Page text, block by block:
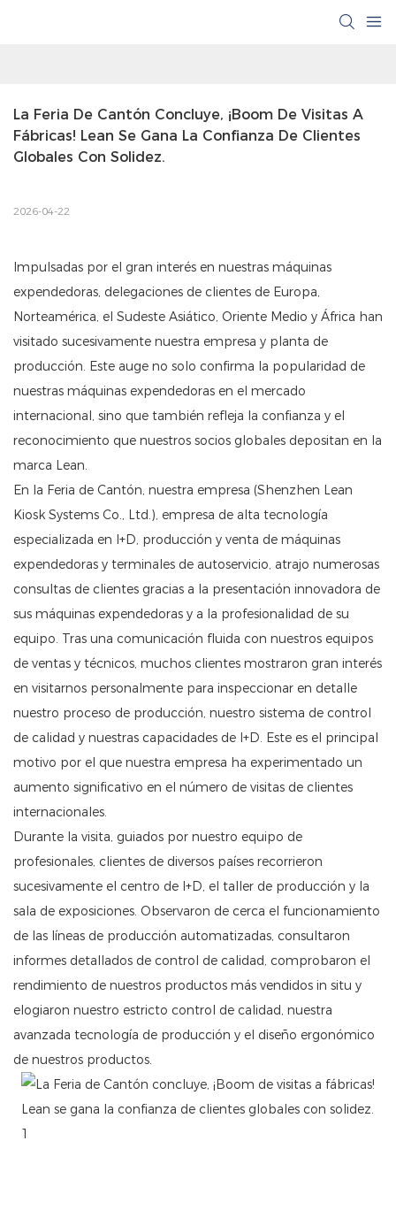
La Feria De Cantón Concluye, ¡Boom De Visitas A
Fábricas! Lean Se Gana La Confianza De Clientes
Globales Con Solidez.
2026-04-22
Impulsadas por el gran interés en nuestras máquinas
expendedoras, delegaciones de clientes de Europa,
Norteamérica, el Sudeste Asiático, Oriente Medio y África han
visitado sucesivamente nuestra empresa y planta de
producción. Este auge no solo confirma la popularidad de
nuestras máquinas expendedoras en el mercado
internacional, sino que también refleja la confianza y el
reconocimiento que nuestros socios globales depositan en la
marca Lean.
En la Feria de Cantón, nuestra empresa (Shenzhen Lean
Kiosk Systems Co., Ltd.), empresa de alta tecnología
especializada en I+D, producción y venta de máquinas
expendedoras y terminales de autoservicio, atrajo numerosas
consultas de clientes gracias a la presentación innovadora de
sus máquinas expendedoras y a la profesionalidad de su
equipo. Tras una comunicación fluida con nuestros equipos
de ventas y técnicos, muchos clientes mostraron gran interés
en visitarnos personalmente para inspeccionar en detalle
nuestro proceso de producción, nuestro sistema de control
de calidad y nuestras capacidades de I+D. Este es el principal
motivo por el que nuestra empresa ha experimentado un
aumento significativo en el número de visitas de clientes
internacionales.
Durante la visita, guiados por nuestro equipo de
profesionales, clientes de diversos países recorrieron
sucesivamente el centro de I+D, el taller de producción y la
sala de exposiciones. Observaron de cerca el funcionamiento
de las líneas de producción automatizadas, consultaron
informes detallados de control de calidad, comprobaron el
rendimiento de nuestros productos más vendidos in situ y
elogiaron nuestro estricto control de calidad, nuestra
avanzada tecnología de producción y el diseño ergonómico
de nuestros productos.